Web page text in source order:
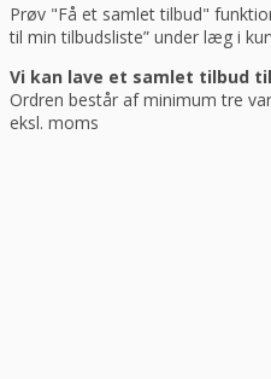
Prøv "Få et samlet tilbud"
til min tilbudsliste” under læg i
Vi kan lave et samlet tilbud
Ordren består af minimum tre
eksl. moms